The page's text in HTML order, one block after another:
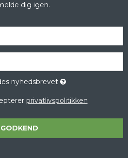
dig igen.
nyhedsbrevet
privatlivspolitikken
GODKEND